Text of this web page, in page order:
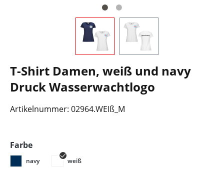
T-Shirt Damen, weiß und navy
Druck Wasserwachtlogo
Artikelnummer: 02964.WEIß_M
Farbeauswählen
navy weiß